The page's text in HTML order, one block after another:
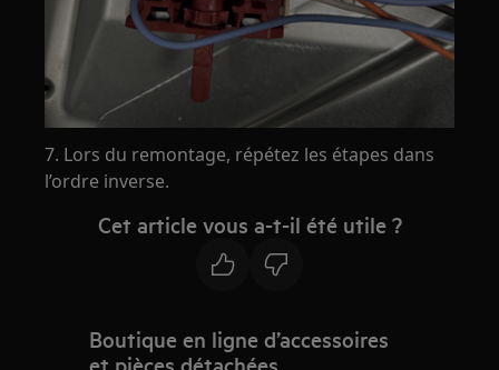
7. Lors du remontage, répétez les étapes dans
l’ordre inverse.
Cet article vous a-t-il été utile ?
Boutique en ligne d’accessoires